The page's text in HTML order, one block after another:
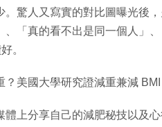
驚人又寫實的對比圖曝光後
「真的看不出是同一個人」
。
美國大學研究證減重兼減 BMI
上分享自己的減肥秘技以及